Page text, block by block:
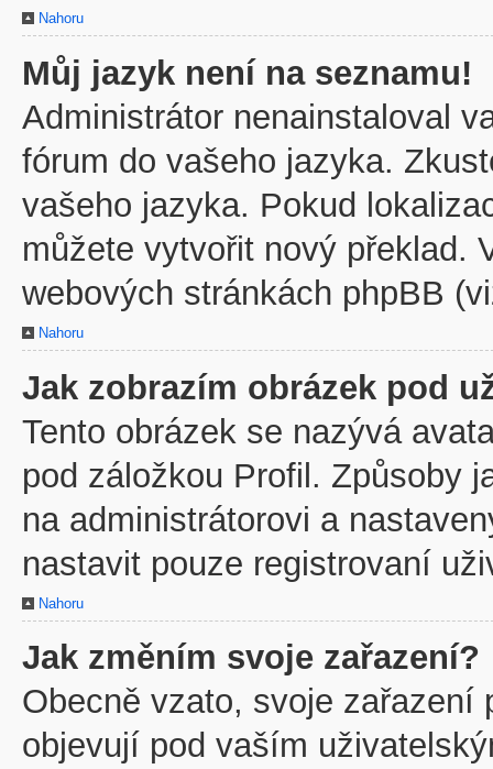
Nahoru
Můj jazyk není na seznamu!
Administrátor nenainstaloval
fórum do vašeho jazyka.
vašeho jazyka. Pokud
můžete vytvořit nový překlad.
webových stránkách phpBB
Nahoru
Jak zobrazím obrázek pod
Tento obrázek se nazývá
pod záložkou Profil. Způsoby
na administrátorovi a
nastavit pouze registrovaní
Nahoru
Jak změním svoje zařazení?
Obecně vzato, svoje zařazení
objevují pod vaším